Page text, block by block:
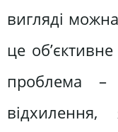
вигляді
це
проблема –